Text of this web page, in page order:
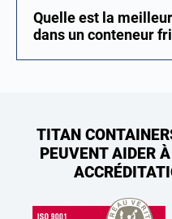
Quelle est la
dans un conteneur
TITAN
PEUVENT AIDER